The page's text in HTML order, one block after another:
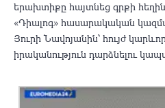
երախտիքը հայտնեց գրքի
«Դիալոգ» հասարակական
Յուրի Նավոյանին՝ հույժ
իրականություն դարձնելու